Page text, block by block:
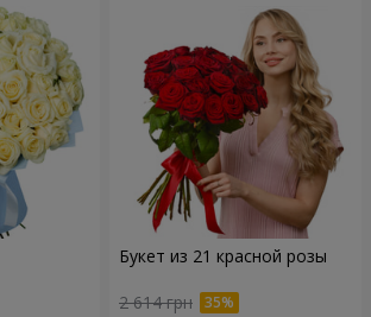
Букет из 21 красной розы
2 614 грн